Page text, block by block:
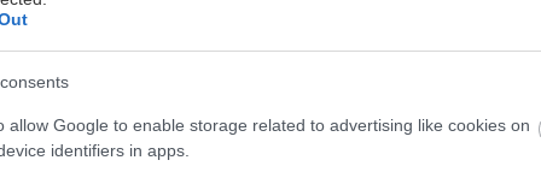
allow Google to enable storage related to advertising like cookies on
identifiers in apps.
το αυτοκίνητο στο cloud, η Volvo επεκτείνει τη
Η Volvo, αναπτύσσει την ανθρωποκεντρική